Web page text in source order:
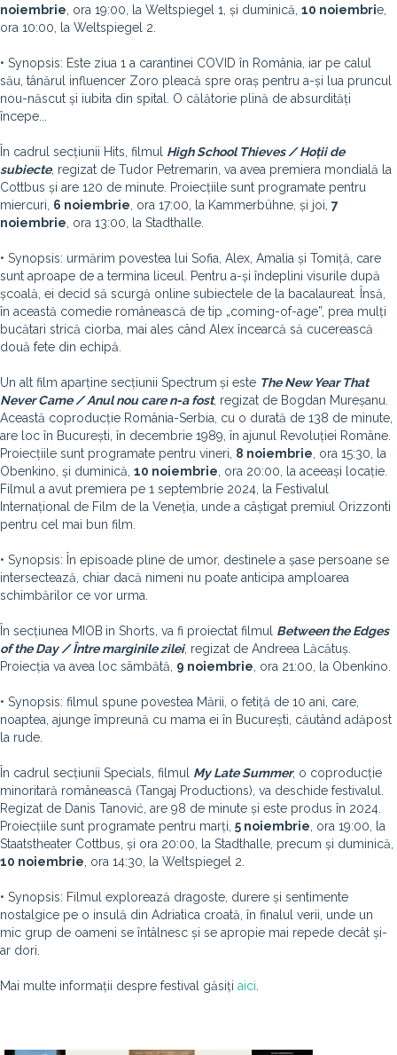
noiembrie , ora 19:00, la Weltspiegel 1, și duminică, 10 noiembrie,
ora 10:00, la Weltspiegel 2.
• Synopsis: Este ziua 1 a carantinei COVID în România, iar pe calul
său, tânărul influencer Zoro pleacă spre oraș pentru a-și lua pruncul
nou-născut și iubita din spital. O călătorie plină de absurdități
începe...
În cadrul secțiunii Hits, filmul High School Thieves / Hoții de
subiecte, regizat de Tudor Petremarin, va avea premiera mondială la
Cottbus și are 120 de minute. Proiecțiile sunt programate pentru
miercuri, 6 noiembrie , ora 17:00, la Kammerbühne, și joi, 7
noiembrie , ora 13:00, la Stadthalle.
• Synopsis: urmărim povestea lui Sofia, Alex, Amalia și Tomiță, care
sunt aproape de a termina liceul. Pentru a-și îndeplini visurile după
școală, ei decid să scurgă online subiectele de la bacalaureat. Însă,
în această comedie românească de tip „coming-of-age”, prea mulți
bucătari strică ciorba, mai ales când Alex încearcă să cucerească
două fete din echipă.
Un alt film aparține secțiunii Spectrum și este The New Year That
Never Came / Anul nou care n-a fost, regizat de Bogdan Mureșanu.
Această coproducție România-Serbia, cu o durată de 138 de minute,
are loc în București, în decembrie 1989, în ajunul Revoluției Române.
Proiecțiile sunt programate pentru vineri, 8 noiembrie , ora 15:30, la
Obenkino, și duminică, 10 noiembrie , ora 20:00, la aceeași locație.
Filmul a avut premiera pe 1 septembrie 2024, la Festivalul
Internațional de Film de la Veneția, unde a câștigat premiul Orizzonti
pentru cel mai bun film.
• Synopsis: În episoade pline de umor, destinele a șase persoane se
intersectează, chiar dacă nimeni nu poate anticipa amploarea
schimbărilor ce vor urma.
În secțiunea MIOB in Shorts, va fi proiectat filmul Between the Edges
of the Day / Între marginile zilei, regizat de Andreea Lăcătuș.
Proiecția va avea loc sâmbătă, 9 noiembrie , ora 21:00, la Obenkino.
• Synopsis: filmul spune povestea Mării, o fetiță de 10 ani, care,
noaptea, ajunge împreună cu mama ei în București, căutând adăpost
la rude.
În cadrul secțiunii Specials, filmul My Late Summer, o coproducție
minoritară românească (Tangaj Productions), va deschide festivalul.
Regizat de Danis Tanović, are 98 de minute și este produs în 2024.
Proiecțiile sunt programate pentru marți, 5 noiembrie , ora 19:00, la
Staatstheater Cottbus, și ora 20:00, la Stadthalle, precum și duminică,
10 noiembrie , ora 14:30, la Weltspiegel 2.
• Synopsis: Filmul explorează dragoste, durere și sentimente
nostalgice pe o insulă din Adriatica croată, în finalul verii, unde un
mic grup de oameni se întâlnesc și se apropie mai repede decât și-
ar dori.
Mai multe informații despre festival găsiți aici